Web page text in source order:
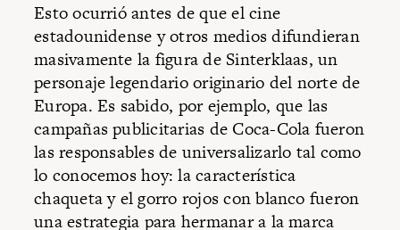
Esto ocurrió antes de que el cine
estadounidense y otros medios difundieran
masivamente la figura de Sinterklaas, un
personaje legendario originario del norte de
Europa. Es sabido, por ejemplo, que las
campañas publicitarias de Coca-Cola fueron
las responsables de universalizarlo tal como
lo conocemos hoy: la característica
chaqueta y el gorro rojos con blanco fueron
una estrategia para hermanar a la marca